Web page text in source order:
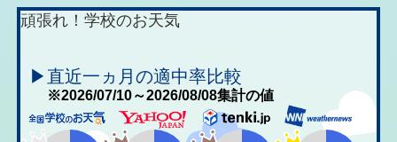
頑張れ！学校のお天気
▶直近一ヵ月の適中率比較
※2026/07/10～2026/08/08集計の値